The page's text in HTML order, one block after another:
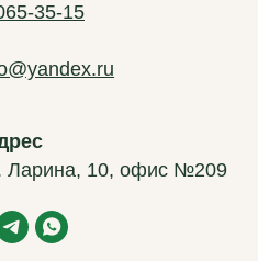
35-15
Ларина, 10, офис №209